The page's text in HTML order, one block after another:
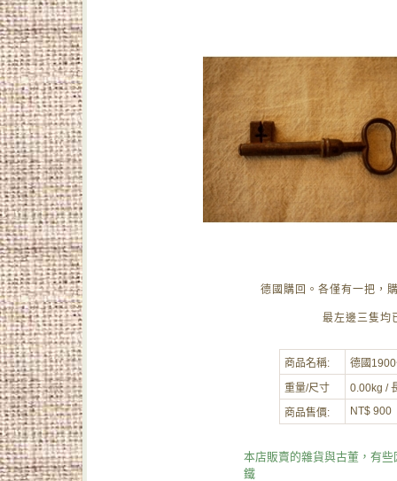
德國購回。各僅有一把，
最左邊三隻均
商品名稱:
德國
重量/尺寸
0.00kg /
商品售價:
NT$ 900
本店販賣的雜貨與古董，有
鐵